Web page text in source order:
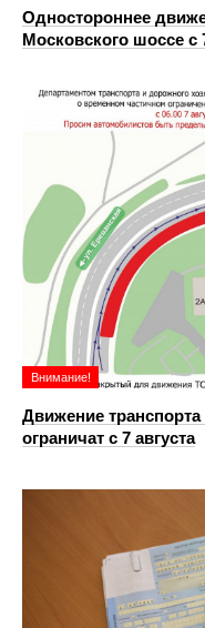
Одностороннее
Московского шоссе с
Внимание!
Движение транспорта
ограничат с 7 августа